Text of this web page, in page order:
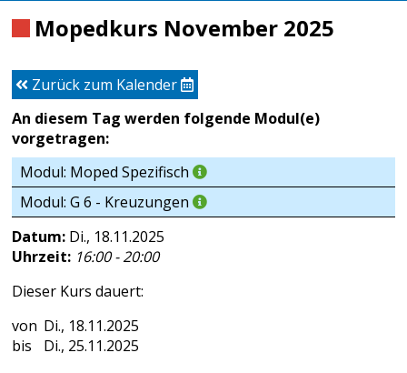
Mopedkurs November 2025
Zurück zum Kalender
An diesem Tag werden folgende Modul(e)
vorgetragen:
Modul: Moped Spezifisch
Modul: G 6 - Kreuzungen
Datum: Di., 18.11.2025
Uhrzeit: 16:00 - 20:00
Dieser Kurs dauert:
Di., 18.11.2025
Di., 25.11.2025